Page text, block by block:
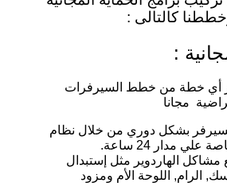
كالتالى :
:
أي خطة من خطط السيرفرات
مجانا
بشكل دوري من خلال نظام
علي مدار 24 ساعة.
الهاردوير مثل إستبدال
الرام, اللوحة الأم ومزود